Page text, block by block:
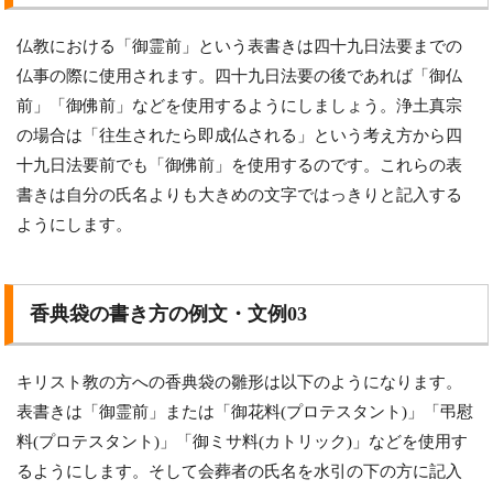
仏教における「御霊前」という表書きは四十九日法要までの
仏事の際に使用されます。四十九日法要の後であれば「御仏
前」「御佛前」などを使用するようにしましょう。浄土真宗
の場合は「往生されたら即成仏される」という考え方から四
十九日法要前でも「御佛前」を使用するのです。これらの表
書きは自分の氏名よりも大きめの文字ではっきりと記入する
ようにします。
香典袋の書き方の例文・文例03
キリスト教の方への香典袋の雛形は以下のようになります。
表書きは「御霊前」または「御花料(プロテスタント)」「弔慰
料(プロテスタント)」「御ミサ料(カトリック)」などを使用す
るようにします。そして会葬者の氏名を水引の下の方に記入